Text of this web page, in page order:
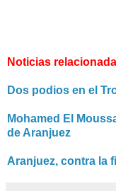
Noticias
Dos podios en el
Mohamed El
de Aranjuez
Aranjuez, contra la